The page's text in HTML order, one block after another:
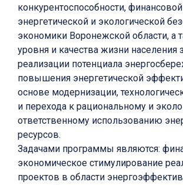
конкурентоспособности,
энергетической и экологической
экономики Воронежской области, а
уровня и качества жизни населения
реализации потенциала
повышения энергетической
основе модернизации,
и перехода к рациональному и
ответственному использованию
ресурсов.
Задачами программы являются:
экономическое стимулирование
проектов в области